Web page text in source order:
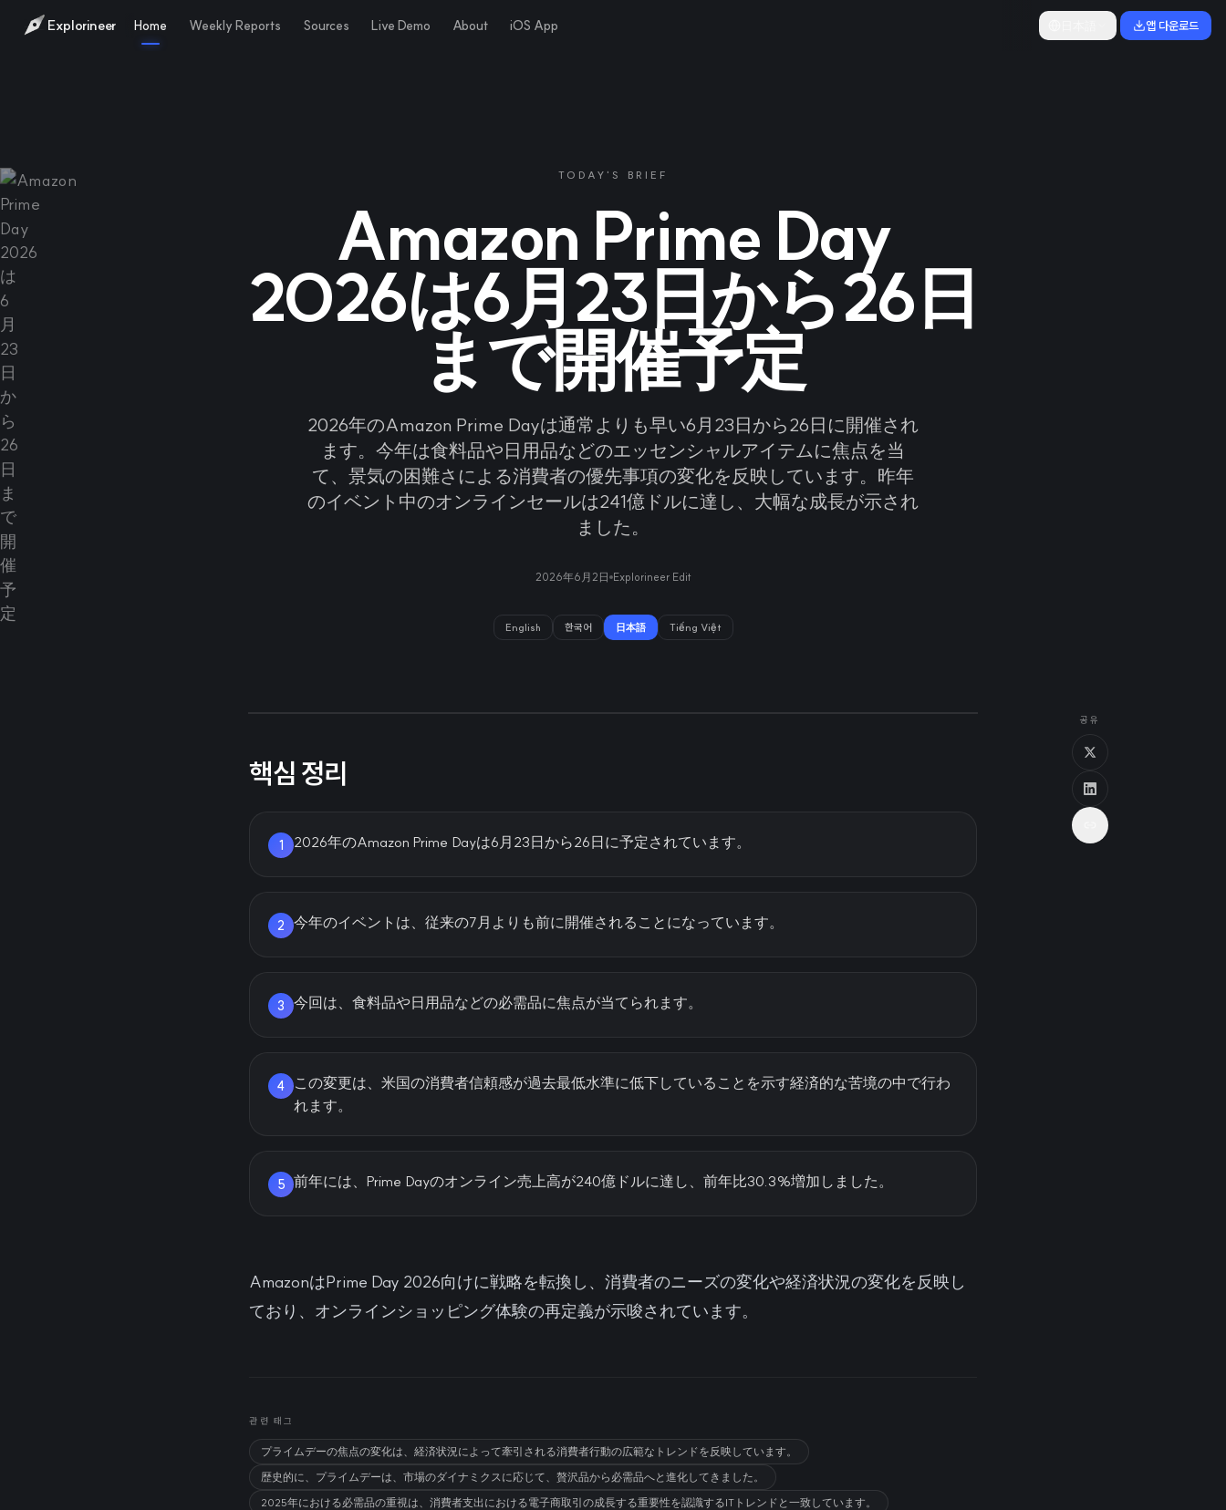
Explorineer Home Weekly Reports Sources Live Demo About iOS App 앱 다운로드
TODAY'S BRIEF
Amazon Prime Day
2026は6月23日から26日
まで開催予定
2026年のAmazon Prime Dayは通常よりも早い6月23日から26日に開催され
ます。今年は食料品や日用品などのエッセンシャルアイテムに焦点を当
て、景気の困難さによる消費者の優先事項の変化を反映しています。昨年
のイベント中のオンラインセールは241億ドルに達し、大幅な成長が示され
ました。
2026年6月2日 Explorineer Edit
English 한국어 日本語 Tiếng Việt
핵심 정리
1 2026年のAmazon Prime Dayは6月23日から26日に予定されています。
2 今年のイベントは、従来の7月よりも前に開催されることになっています。
3 今回は、食料品や日用品などの必需品に焦点が当てられます。
4
この変更は、米国の消費者信頼感が過去最低水準に低下していることを示す経済的な苦境の中で行わ
れます。
5 前年には、Prime Dayのオンライン売上高が240億ドルに達し、前年比30.3%増加しました。
AmazonはPrime Day 2026向けに戦略を転換し、消費者のニーズの変化や経済状況の変化を反映し
ており、オンラインショッピング体験の再定義が示唆されています。
관련 태그
プライムデーの焦点の変化は、経済状況によって牽引される消費者行動の広範なトレンドを反映しています。
歴史的に、プライムデーは、市場のダイナミクスに応じて、贅沢品から必需品へと進化してきました。
2025年における必需品の重視は、消費者支出における電子商取引の成長する重要性を認識するITトレンドと一致しています。
공유